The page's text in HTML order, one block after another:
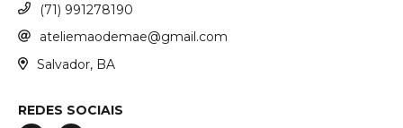
(71) 991278190
ateliemaodemae@gmail.com
Salvador, BA
REDES SOCIAIS